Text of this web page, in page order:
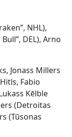
NHL),
DEL), Arno
Jonass Millers
Fabio
Kēlble
(Detroitas
(Tūsonas